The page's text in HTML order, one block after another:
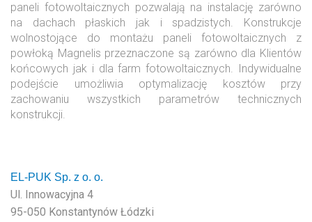
paneli fotowoltaicznych pozwalają na instalację zarówno
na dachach płaskich jak i spadzistych. Konstrukcje
wolnostojące do montażu paneli fotowoltaicznych z
powłoką Magnelis przeznaczone są zarówno dla Klientów
końcowych jak i dla farm fotowoltaicznych. Indywidualne
podejście umożliwia optymalizację kosztów przy
zachowaniu wszystkich parametrów technicznych
konstrukcji.
EL-PUK Sp. z o. o.
Ul. Innowacyjna 4
95-050 Konstantynów Łódzki